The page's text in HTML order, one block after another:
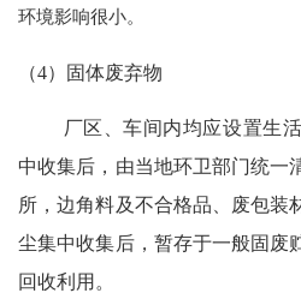
环境影响很小。
（4）固体废弃物
厂区、车间内均应设置生
中收集后，由当地环卫部门统一
所，边角料及不合格品、废包装
尘集中收集后，暂存于一般固废
回收利用。